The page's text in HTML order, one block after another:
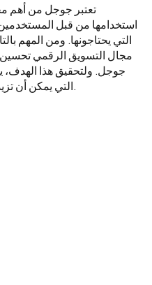
تعتبر جوجل من أهم
استخدامها من قبل
التي يحتاجونها. ومن المهم
مجال التسويق الرقمي
جوجل. ولتحقيق هذا الهدف،
التي يمكن أن تزيد من مركز موقعك في نتائج البحث.